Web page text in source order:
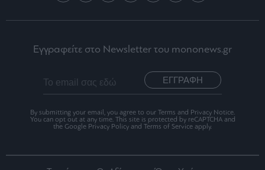
Εγγραφείτε στο Newsletter του mononews.gr
ΕΓΓΡΑΦΗ
By submitting your email, you agree to our Terms and Privacy Notice.
You can opt out at any time. This site is protected by reCAPTCHA and
the Google Privacy Policy and Terms of Service apply.